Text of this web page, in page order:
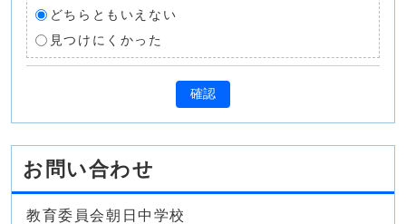
どちらともいえない
見つけにくかった
確認
お問い合わせ
教育委員会朝日中学校